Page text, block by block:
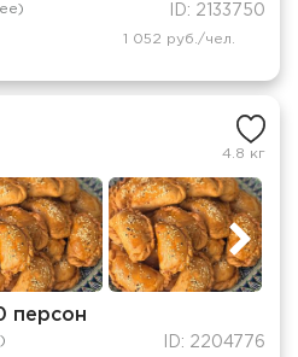
ID: 2133750
1 052 руб./чел.
4.8 кг
персон
ID: 2204776